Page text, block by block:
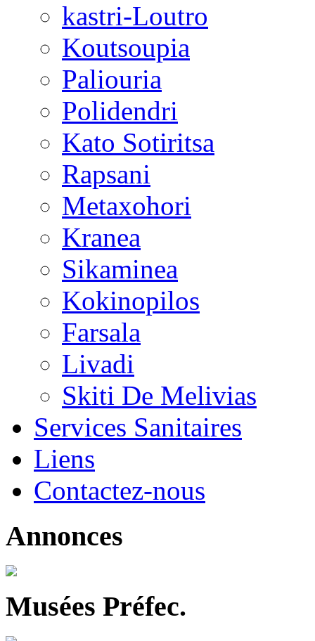
kastri-Loutro
Koutsoupia
Paliouria
Polidendri
Kato Sotiritsa
Rapsani
Metaxohori
Kranea
Sikaminea
Kokinopilos
Farsala
Livadi
Skiti De Melivias
Services Sanitaires
Liens
Contactez-nous
Annonces
Musées Préfec.